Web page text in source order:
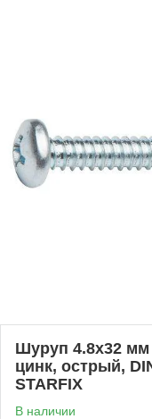
Шуруп 4.8х32
цинк, острый,
STARFIX
В наличии